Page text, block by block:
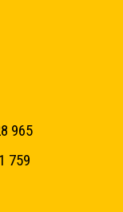
965
759